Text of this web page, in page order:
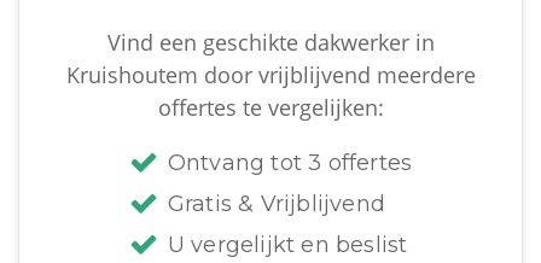
Vind een geschikte dakwerker in
Kruishoutem door vrijblijvend meerdere
offertes te vergelijken:
Ontvang tot 3 offertes
Gratis & Vrijblijvend
U vergelijkt en beslist